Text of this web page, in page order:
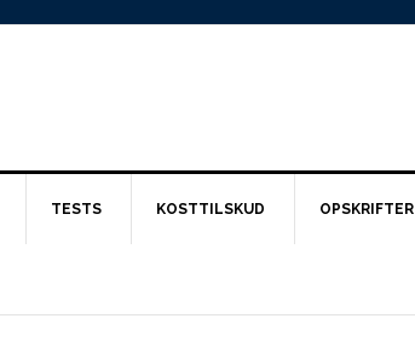
TESTS KOSTTILSKUD OPSKRIFTER